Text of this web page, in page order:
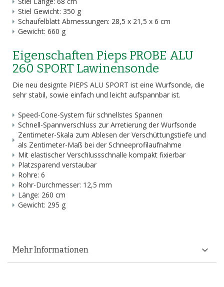
Stiel Gewicht: 350 g
Schaufelblatt Abmessungen: 28,5 x 21,5 x 6 cm
Gewicht: 660 g
Eigenschaften Pieps PROBE ALU
260 SPORT Lawinensonde
Die neu designte PIEPS ALU SPORT ist eine Wurfsonde, die
sehr stabil, sowie einfach und leicht aufspannbar ist.
Speed-Cone-System für schnellstes Spannen
Schnell-Spannverschluss zur Arretierung der Wurfsonde
Zentimeter-Skala zum Ablesen der Verschüttungstiefe und
als Zentimeter-Maß bei der Schneeprofilaufnahme
Mit elastischer Verschlussschnalle kompakt fixierbar
Platzsparend verstaubar
Rohre: 6
Rohr-Durchmesser: 12,5 mm
Länge: 260 cm
Gewicht: 295 g
Mehr Informationen